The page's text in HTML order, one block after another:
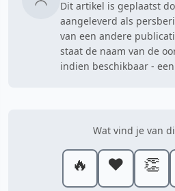
Dit artikel is geplaatst
aangeleverd als
van een andere
staat de naam van de
indien beschikbaar -
Wat vind je van
🔥 ❤️ 👏